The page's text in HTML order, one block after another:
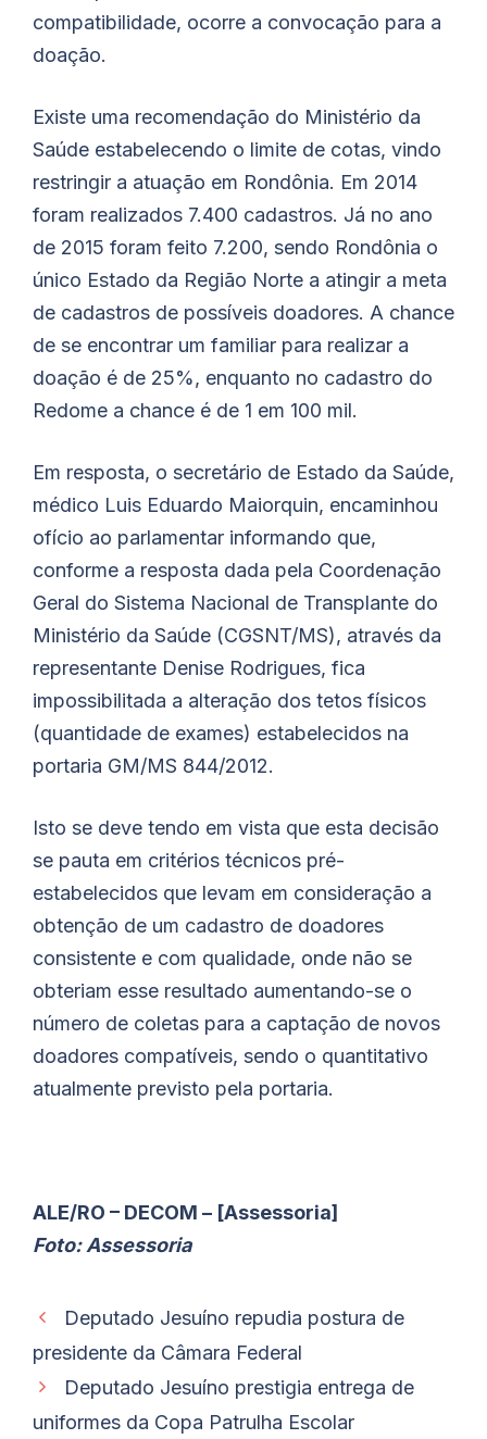
compatibilidade, ocorre a convocação para a
doação.
Existe uma recomendação do Ministério da
Saúde estabelecendo o limite de cotas, vindo
restringir a atuação em Rondônia. Em 2014
foram realizados 7.400 cadastros. Já no ano
de 2015 foram feito 7.200, sendo Rondônia o
único Estado da Região Norte a atingir a meta
de cadastros de possíveis doadores. A chance
de se encontrar um familiar para realizar a
doação é de 25%, enquanto no cadastro do
Redome a chance é de 1 em 100 mil.
Em resposta, o secretário de Estado da Saúde,
médico Luis Eduardo Maiorquin, encaminhou
ofício ao parlamentar informando que,
conforme a resposta dada pela Coordenação
Geral do Sistema Nacional de Transplante do
Ministério da Saúde (CGSNT/MS), através da
representante Denise Rodrigues, fica
impossibilitada a alteração dos tetos físicos
(quantidade de exames) estabelecidos na
portaria GM/MS 844/2012.
Isto se deve tendo em vista que esta decisão
se pauta em critérios técnicos pré-
estabelecidos que levam em consideração a
obtenção de um cadastro de doadores
consistente e com qualidade, onde não se
obteriam esse resultado aumentando-se o
número de coletas para a captação de novos
doadores compatíveis, sendo o quantitativo
atualmente previsto pela portaria.
ALE/RO – DECOM – [Assessoria]
Foto: Assessoria
Deputado Jesuíno repudia postura de
presidente da Câmara Federal
Deputado Jesuíno prestigia entrega de
uniformes da Copa Patrulha Escolar